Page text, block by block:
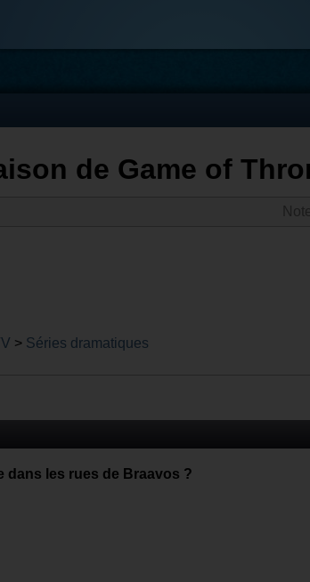
de Game of
> Séries dramatiques
dans les rues de Braavos ?